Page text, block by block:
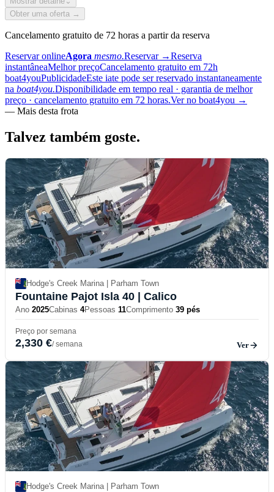
Obter uma oferta →
Cancelamento gratuito de 72 horas a partir da reserva
Reservar onlineAgora mesmo.Reservar →Reserva
instantâneaMelhor preçoCancelamento gratuito em 72h
boat4youPublicidadeEste iate pode ser reservado instantaneamente
na boat4you.Disponibilidade em tempo real · garantia de melhor
preço · cancelamento gratuito em 72 horas.Ver no boat4you →
— Mais desta frota
Talvez também goste.
Hodge's Creek Marina | Parham Town
Fountaine Pajot Isla 40 | Calico
Ano 2025Cabinas 4Pessoas 11Comprimento 39 pés
Preço por semana
2,330 €/ semana Ver
Hodge's Creek Marina | Parham Town